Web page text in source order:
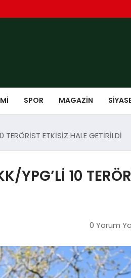
SPOR MAGAZIN
TERÖRİST ETKİSİZ HALE GETİRİLDİ
YPG’Lİ 10
0 Yorum